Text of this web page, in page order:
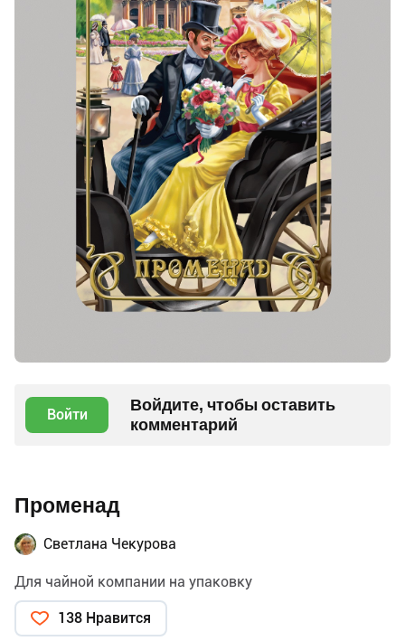
Войти
Войдите, чтобы оставить
комментарий
Променад
Светлана Чекурова
Для чайной компании на упаковку
138 Нравится